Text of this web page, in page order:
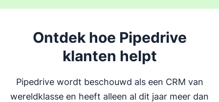
Ontdek hoe Pipedrive
klanten helpt
Pipedrive wordt beschouwd als een CRM van
wereldklasse en heeft alleen al dit jaar meer dan